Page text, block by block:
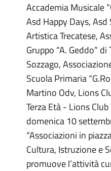
Accademia Musicale
Asd Happy Days,
Artistica Trecatese,
Gruppo “A. Geddo”
Sozzago,
Scuola Primaria
Martino Odv, Lions
Terza Età - Lions
domenica 10
“Associazioni in
Cultura, Istruzione e
promuove l’attività